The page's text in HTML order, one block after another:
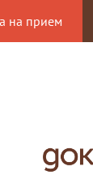
на прием